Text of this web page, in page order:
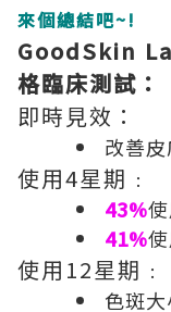
來個總結吧~!
GoodSkin
格臨床測試 ：
即時見效：
改善
使用4星期﹕
43%
41%
使用12星期﹕
色斑